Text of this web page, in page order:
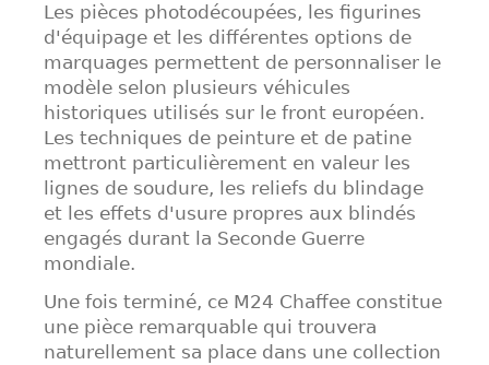
Les pièces photodécoupées, les figurines
d'équipage et les différentes options de
marquages permettent de personnaliser le
modèle selon plusieurs véhicules
historiques utilisés sur le front européen.
Les techniques de peinture et de patine
mettront particulièrement en valeur les
lignes de soudure, les reliefs du blindage
et les effets d'usure propres aux blindés
engagés durant la Seconde Guerre
mondiale.
Une fois terminé, ce M24 Chaffee constitue
une pièce remarquable qui trouvera
naturellement sa place dans une collection